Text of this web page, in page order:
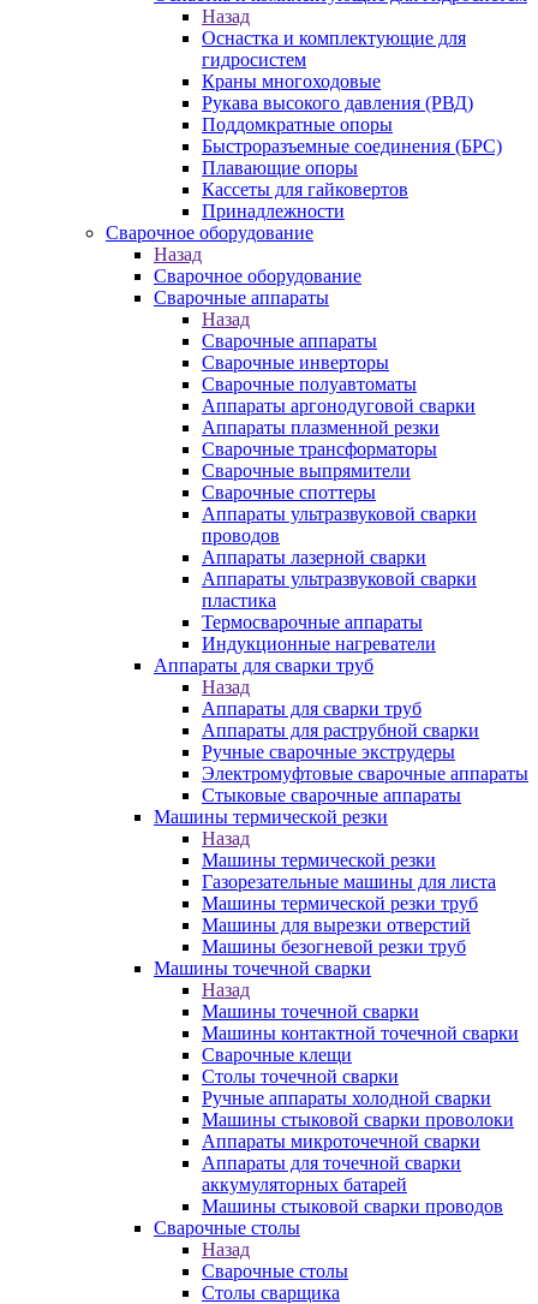
Назад
Оснастка и комплектующие для
гидросистем
Краны многоходовые
Рукава высокого давления (РВД)
Поддомкратные опоры
Быстроразъемные соединения (БРС)
Плавающие опоры
Кассеты для гайковертов
Принадлежности
Сварочное оборудование
Назад
Сварочное оборудование
Сварочные аппараты
Назад
Сварочные аппараты
Сварочные инверторы
Сварочные полуавтоматы
Аппараты аргонодуговой сварки
Аппараты плазменной резки
Сварочные трансформаторы
Сварочные выпрямители
Сварочные споттеры
Аппараты ультразвуковой сварки
проводов
Аппараты лазерной сварки
Аппараты ультразвуковой сварки
пластика
Термосварочные аппараты
Индукционные нагреватели
Аппараты для сварки труб
Назад
Аппараты для сварки труб
Аппараты для раструбной сварки
Ручные сварочные экструдеры
Электромуфтовые сварочные аппараты
Стыковые сварочные аппараты
Машины термической резки
Назад
Машины термической резки
Газорезательные машины для листа
Машины термической резки труб
Машины для вырезки отверстий
Машины безогневой резки труб
Машины точечной сварки
Назад
Машины точечной сварки
Машины контактной точечной сварки
Сварочные клещи
Столы точечной сварки
Ручные аппараты холодной сварки
Машины стыковой сварки проволоки
Аппараты микроточечной сварки
Аппараты для точечной сварки
аккумуляторных батарей
Машины стыковой сварки проводов
Сварочные столы
Назад
Сварочные столы
Столы сварщика